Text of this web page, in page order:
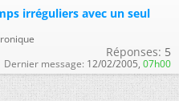
irréguliers avec un seul
Réponses: 5
Dernier message: 12/02/2005, 07h00